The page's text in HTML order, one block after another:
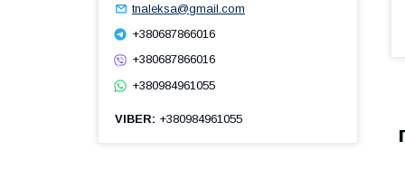
tnaleksa@gmail.com
+380687866016
+380687866016
+380984961055
VIBER +380984961055